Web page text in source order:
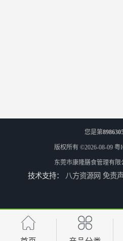
您是第
版权所有 ©2026-08-09 粤
东莞市康隆膳食管理有限
技术支持： 八方资源网 免责